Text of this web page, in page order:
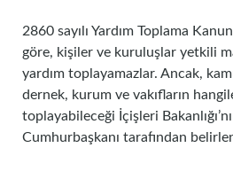
2860 sayılı Yardım Toplama
göre, kişiler ve kuruluşlar yetkili
yardım toplayamazlar. Ancak,
dernek, kurum ve vakıfların
toplayabileceği İçişleri
Cumhurbaşkanı tarafından